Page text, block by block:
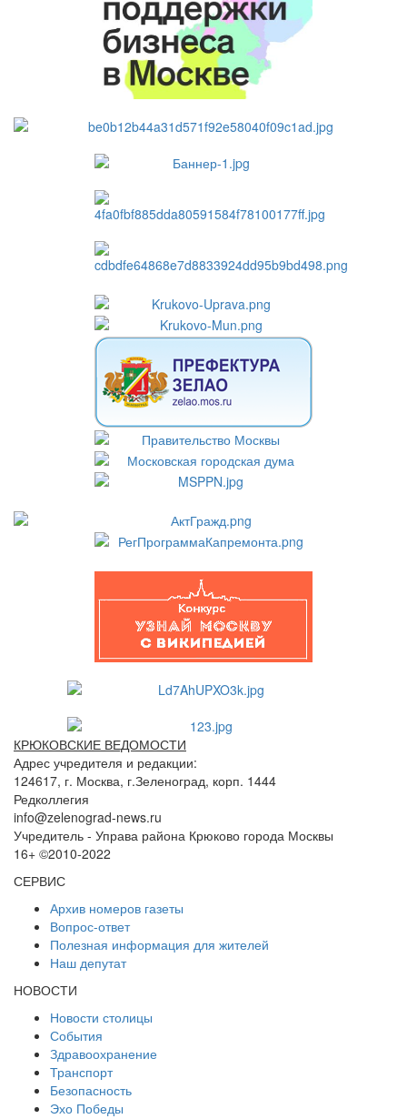
КРЮКОВСКИЕ ВЕДОМОСТИ
Адрес учредителя и редакции:
124617, г. Москва, г.Зеленоград, корп. 1444
Редколлегия
info@zelenograd-news.ru
Учредитель - Управа района Крюково города Москвы
16+ ©2010-2022
СЕРВИС
Архив номеров газеты
Вопрос-ответ
Полезная информация для жителей
Наш депутат
НОВОСТИ
Новости столицы
События
Здравоохранение
Транспорт
Безопасность
Эхо Победы